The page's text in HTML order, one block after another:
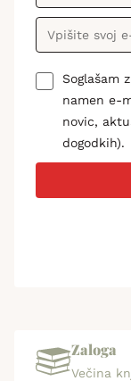
Soglašam
namen e-
novic,
dogodkih).
Zaloga
Večina